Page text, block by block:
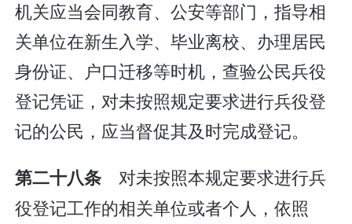
机关应当会同教育、公安等部门，指导相
关单位在新生入学、毕业离校、办理居民
身份证、户口迁移等时机，查验公民兵役
登记凭证，对未按照规定要求进行兵役登
记的公民，应当督促其及时完成登记。
第二十八条对未按照本规定要求进行兵
役登记工作的相关单位或者个人，依照